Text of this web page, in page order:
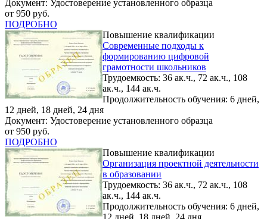
Документ: Удостоверение установленного образца
от 950 руб.
ПОДРОБНО
Повышение квалификации
Современные подходы к
формированию цифровой
грамотности школьников
Трудоемкость: 36 ак.ч., 72 ак.ч., 108
ак.ч., 144 ак.ч.
Продолжительность обучения: 6 дней,
12 дней, 18 дней, 24 дня
Документ: Удостоверение установленного образца
от 950 руб.
ПОДРОБНО
Повышение квалификации
Организация проектной деятельности
в образовании
Трудоемкость: 36 ак.ч., 72 ак.ч., 108
ак.ч., 144 ак.ч.
Продолжительность обучения: 6 дней,
12 дней, 18 дней, 24 дня